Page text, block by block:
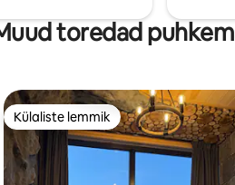
toredad
Külaliste lemmik
Külaliste lemmik